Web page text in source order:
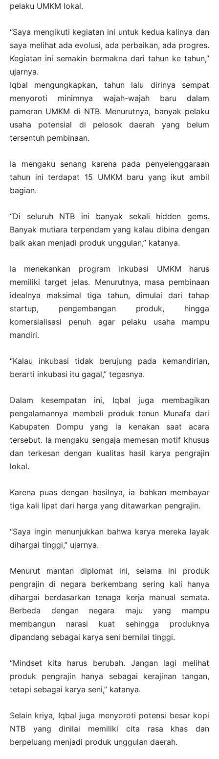
pelaku UMKM lokal.
“Saya mengikuti kegiatan ini untuk kedua kalinya dan
saya melihat ada evolusi, ada perbaikan, ada progres.
Kegiatan ini semakin bermakna dari tahun ke tahun,”
ujarnya.
Iqbal mengungkapkan, tahun lalu dirinya sempat
menyoroti minimnya wajah-wajah baru dalam
pameran UMKM di NTB. Menurutnya, banyak pelaku
usaha potensial di pelosok daerah yang belum
tersentuh pembinaan.
Ia mengaku senang karena pada penyelenggaraan
tahun ini terdapat 15 UMKM baru yang ikut ambil
bagian.
“Di seluruh NTB ini banyak sekali hidden gems.
Banyak mutiara terpendam yang kalau dibina dengan
baik akan menjadi produk unggulan,” katanya.
Ia menekankan program inkubasi UMKM harus
memiliki target jelas. Menurutnya, masa pembinaan
idealnya maksimal tiga tahun, dimulai dari tahap
startup, pengembangan produk, hingga
komersialisasi penuh agar pelaku usaha mampu
mandiri.
“Kalau inkubasi tidak berujung pada kemandirian,
berarti inkubasi itu gagal,” tegasnya.
Dalam kesempatan ini, Iqbal juga membagikan
pengalamannya membeli produk tenun Munafa dari
Kabupaten Dompu yang ia kenakan saat acara
tersebut. Ia mengaku sengaja memesan motif khusus
dan terkesan dengan kualitas hasil karya pengrajin
lokal.
Karena puas dengan hasilnya, ia bahkan membayar
tiga kali lipat dari harga yang ditawarkan pengrajin.
“Saya ingin menunjukkan bahwa karya mereka layak
dihargai tinggi,” ujarnya.
Menurut mantan diplomat ini, selama ini produk
pengrajin di negara berkembang sering kali hanya
dihargai berdasarkan tenaga kerja manual semata.
Berbeda dengan negara maju yang mampu
membangun narasi kuat sehingga produknya
dipandang sebagai karya seni bernilai tinggi.
“Mindset kita harus berubah. Jangan lagi melihat
produk pengrajin hanya sebagai kerajinan tangan,
tetapi sebagai karya seni,” katanya.
Selain kriya, Iqbal juga menyoroti potensi besar kopi
NTB yang dinilai memiliki cita rasa khas dan
berpeluang menjadi produk unggulan daerah.